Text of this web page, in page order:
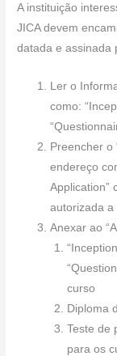
A instituição
JICA devem
datada e assinada
Ler o
como:
Preencher o
endereço
Application”
autorizada
Anexar ao
curso
Diploma
Teste de
para os